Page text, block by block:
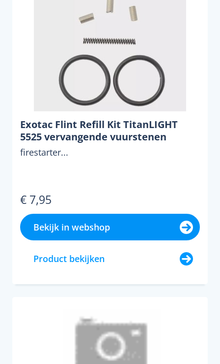
Exotac Flint Refill Kit TitanLIGHT
5525 vervangende vuurstenen
firestarter...
€ 7,95
Bekijk in webshop
Product bekijken